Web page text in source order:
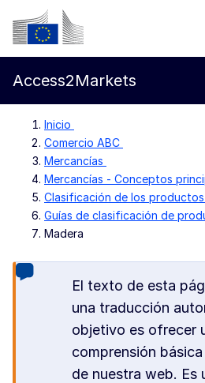
Ir al contenido principal
Comisión Europea
Access2Markets
Inicio
Comercio ABC
Mercancías
Mercancías - Conceptos
Clasificación de los productos
Guías de clasificación de
Madera
El texto de esta
una traducción
objetivo es ofrecer
comprensión
de nuestra web. Es